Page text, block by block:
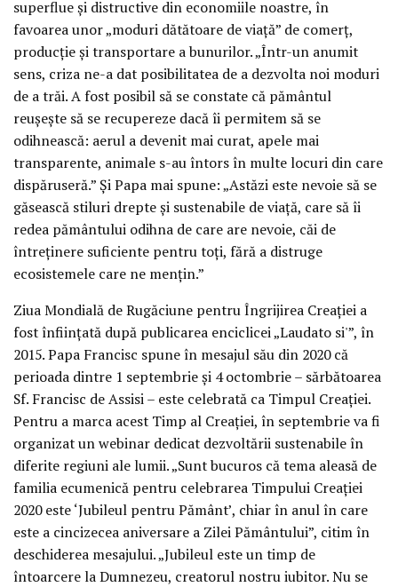
superflue și distructive din economiile noastre, în
favoarea unor „moduri dătătoare de viață” de comerț,
producție și transportare a bunurilor. „Într-un anumit
sens, criza ne-a dat posibilitatea de a dezvolta noi moduri
de a trăi. A fost posibil să se constate că pământul
reușește să se recupereze dacă îi permitem să se
odihnească: aerul a devenit mai curat, apele mai
transparente, animale s-au întors în multe locuri din care
dispăruseră.” Și Papa mai spune: „Astăzi este nevoie să se
găsească stiluri drepte și sustenabile de viață, care să îi
redea pământului odihna de care are nevoie, căi de
întreținere suficiente pentru toți, fără a distruge
ecosistemele care ne mențin.”
Ziua Mondială de Rugăciune pentru Îngrijirea Creației a
fost înființată după publicarea enciclicei „Laudato si'”, în
2015. Papa Francisc spune în mesajul său din 2020 că
perioada dintre 1 septembrie și 4 octombrie – sărbătoarea
Sf. Francisc de Assisi – este celebrată ca Timpul Creației.
Pentru a marca acest Timp al Creației, în septembrie va fi
organizat un webinar dedicat dezvoltării sustenabile în
diferite regiuni ale lumii. „Sunt bucuros că tema aleasă de
familia ecumenică pentru celebrarea Timpului Creației
2020 este ‘Jubileul pentru Pământ’, chiar în anul în care
este a cincizecea aniversare a Zilei Pământului”, citim în
deschiderea mesajului. „Jubileul este un timp de
întoarcere la Dumnezeu, creatorul nostru iubitor. Nu se